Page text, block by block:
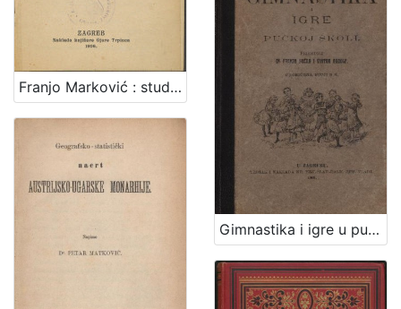
Franjo Marković : studija / Branko Vodnik
Gimnastika i igre u pučkoj školi / priredili Franjo Bučar i Viktor Rudolf